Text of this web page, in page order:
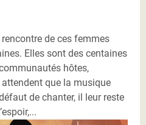
de ces femmes
Elles sont des centaines
hôtes,
que la musique
de chanter, il leur reste